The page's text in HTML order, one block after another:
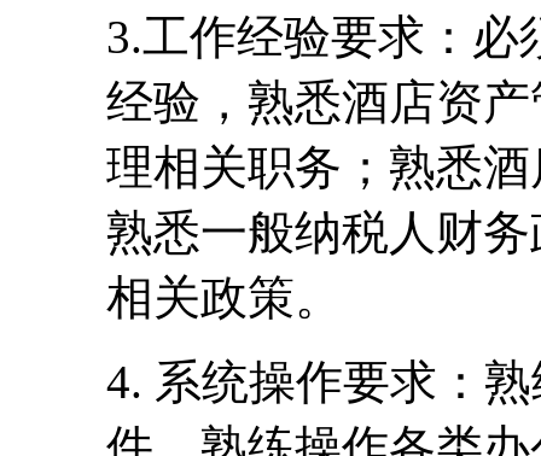
3.工作经验要求：必
经验，熟悉酒店资
理相关职务；熟悉
熟悉一般纳税人财
相关政策。
4. 系统操作要求：